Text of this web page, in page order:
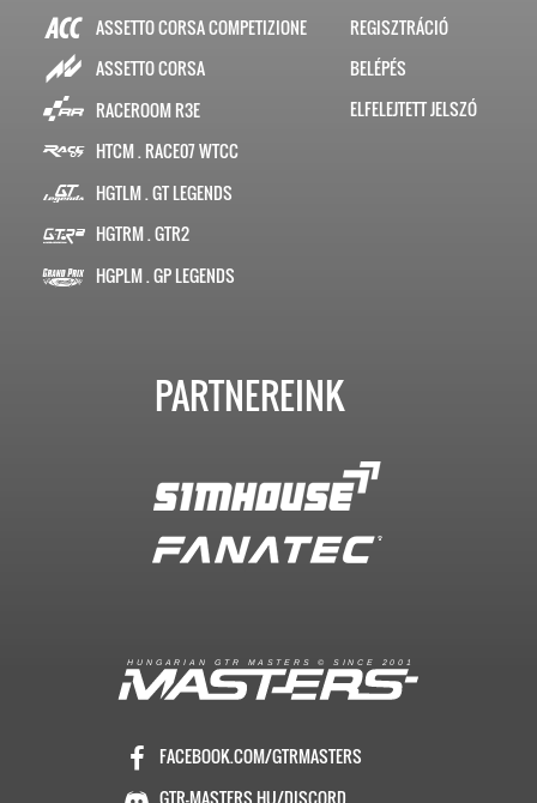
ASSETTO CORSA COMPETIZIONE
ASSETTO CORSA
RACEROOM R3E
HTCM . RACE07 WTCC
HGTLM . GT LEGENDS
HGTRM . GTR2
HGPLM . GP LEGENDS
REGISZTRÁCIÓ
BELÉPÉS
ELFELEJTETT JELSZÓ
PARTNEREINK
H U N G A R I A N G T R M A S T E R S © S I N C E 2 0 0 1
FACEBOOK.COM/GTRMASTERS
GTR-MASTERS.HU/DISCORD